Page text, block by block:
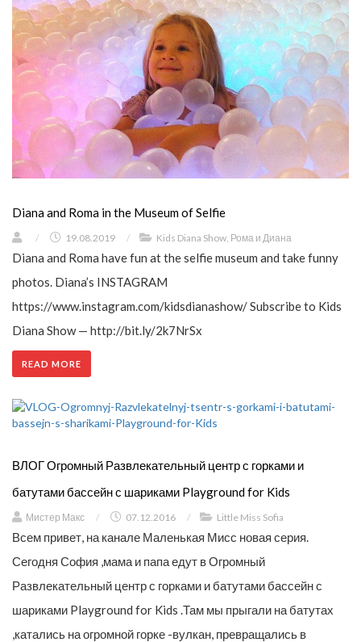
Diana and Roma in the Museum of Selfie
/ 19.08.2019 / Kids Diana Show Рома и Диана
Diana and Roma have fun at the selfie museum and take funny
photos. Diana’s INSTAGRAM
https://www.instagram.com/kidsdianashow/ Subscribe to Kids
Diana Show — http://bit.ly/2k7NrSx
READ MORE
ВЛОГ Огромный Развлекательный центр с горками и
батутами бассейн с шариками Playground for Kids
Мистер Макс / 07.12.2016 / Little Miss Sofia
Всем привет, на канале Маленькая Мисс новая серия.
Сегодня София ,мама и папа едут в Огромный
Развлекательный центр с горками и батутами бассейн с
шариками Playground for Kids .Там мы прыгали на батутах
,катались на огромной горке -вулкан, превращались в